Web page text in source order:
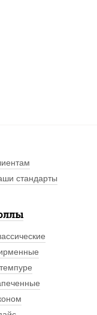
стандарты